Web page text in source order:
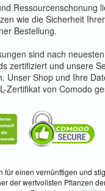
Ressourcenschonung
wie die Sicherheit
Bestellung.
sind nach neuesten
zertifiziert und unsere
Unser Shop und Ihre
Zertifikat von Comodo
für einen vernünftigen und
der wertvollsten Pflanzen